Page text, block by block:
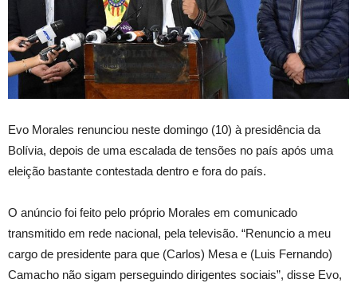
Evo Morales renunciou neste domingo (10) à presidência da
Bolívia, depois de uma escalada de tensões no país após uma
eleição bastante contestada dentro e fora do país.
O anúncio foi feito pelo próprio Morales em comunicado
transmitido em rede nacional, pela televisão. “Renuncio a meu
cargo de presidente para que (Carlos) Mesa e (Luis Fernando)
Camacho não sigam perseguindo dirigentes sociais”, disse Evo,